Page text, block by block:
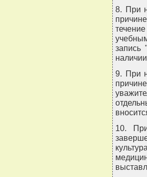
8. При
запись
9. При
10.